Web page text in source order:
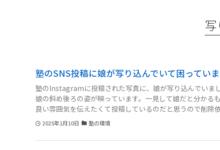
塾のSNS投稿に娘が写り込んでいて困ってい
塾のInstagramに投稿された写真に、娘が写り込んでいま
娘の斜め後ろの姿が映っています。一見して娘だと分か
良い雰囲気を伝えたくて投稿しているのだと思うので削
心配です。気まずくならないように伝えるにはどのように
2025年1月10日 塾の環境